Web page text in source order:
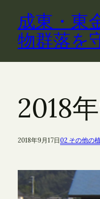
キ
成東・東
物群落を
2018
2018年9月17日02 その他の